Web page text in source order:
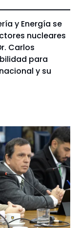
y Energía se
nucleares
Carlos
para
y su